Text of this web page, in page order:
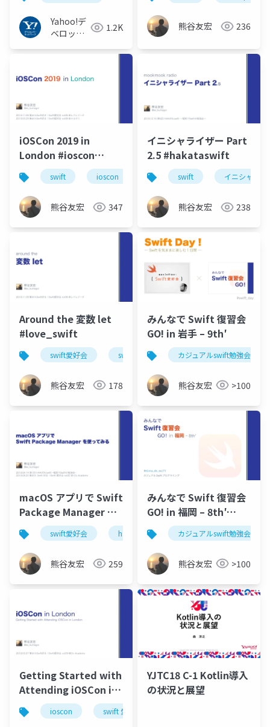
Yahoo!デ
ベロッパ
1.2K 熊谷友宏 236
iOSCon 2019 in
London #ioscon
#love_swift
swift ioscon ロンドン
熊谷友宏 347
イニシャライザー Part
2.5 #hakataswift
swift イニシャライ
熊谷友宏 238
Around the 変数 let
#love_swift
swift愛好会 swift
熊谷友宏 178
みんなで Swift 復習会
GO! in 岩手 – 9th′
カジュアルswift勉強会
熊谷友宏 >100
macOS アプリで Swift
Package Manager を
使ってみる
#love_swift
#hakataswift
swift愛好会 hakata.swift swift swiftpm
熊谷友宏 259
みんなで Swift 復習会
GO! in 福岡 – 8th′
#minna_de_swift
カジュアルswift勉強会
熊谷友宏 >100
Getting Started with
Attending iOSCon in
London #love_swift
#ioscon
ioscon swift 愛好会
YJTC18 C-1 Kotlin導入
の状況と展望